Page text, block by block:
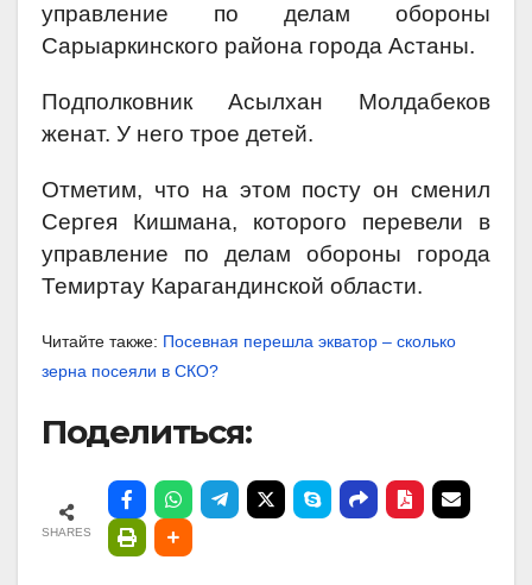
управление по делам обороны
Сарыаркинского района города Астаны.
Подполковник Асылхан Молдабеков
женат. У него трое детей.
Отметим, что на этом посту он сменил
Сергея Кишмана, которого перевели в
управление по делам обороны города
Темиртау Карагандинской области.
Читайте также: Посевная перешла экватор – сколько
зерна посеяли в СКО?
Поделиться:
SHARES